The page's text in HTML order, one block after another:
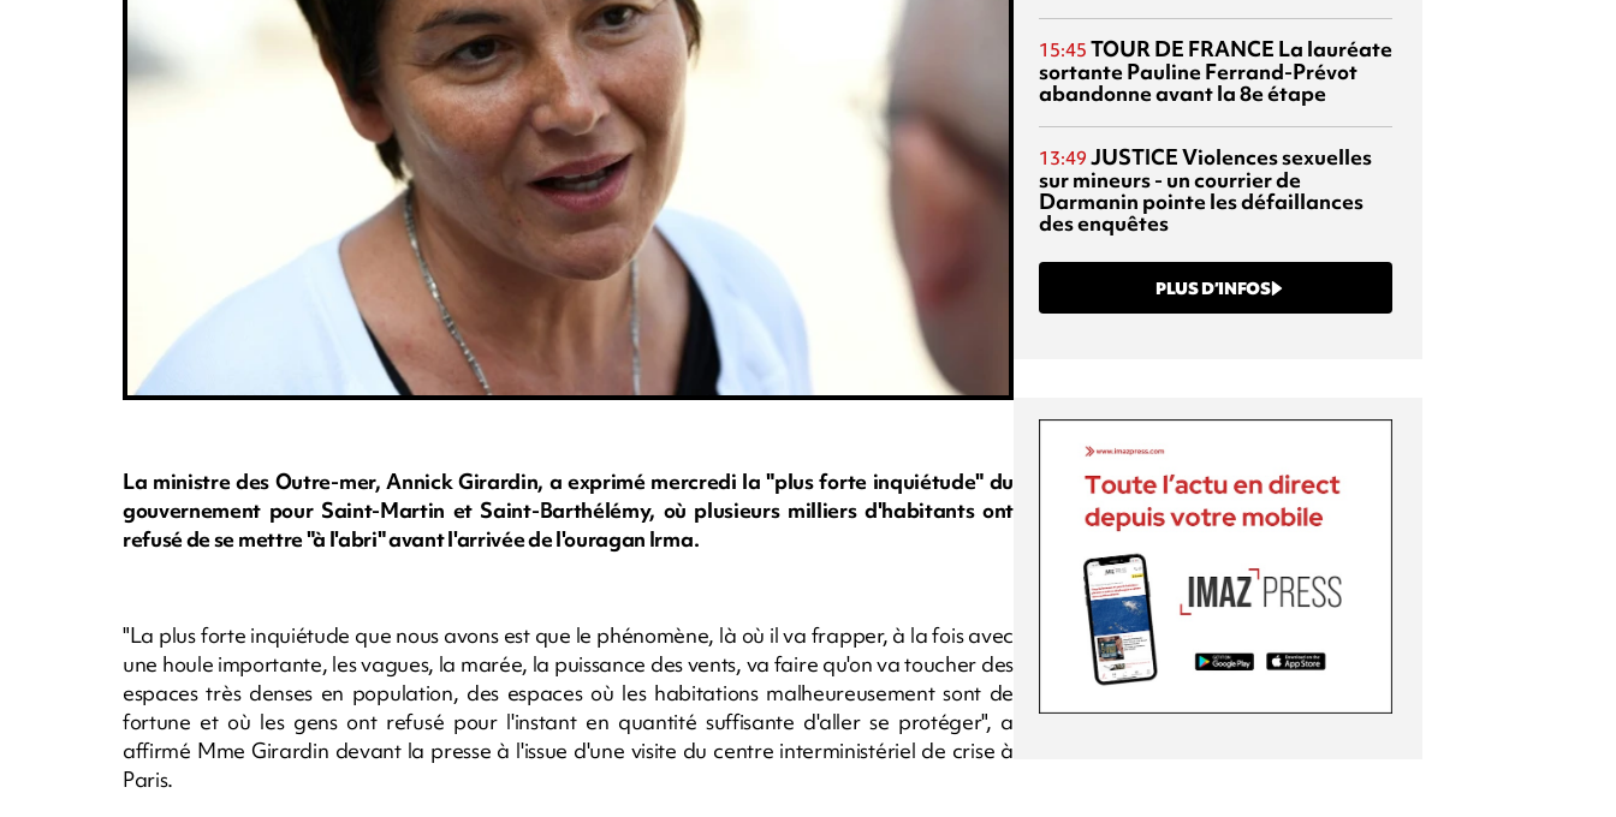
La ministre des Outre-mer, Annick Girardin, a exprimé mercredi la "plus forte inquiétude" du
gouvernement pour Saint-Martin et Saint-Barthélémy, où plusieurs milliers d'habitants ont
refusé de se mettre "à l'abri" avant l'arrivée de l'ouragan Irma.
"La plus forte inquiétude que nous avons est que le phénomène, là où il va frapper, à la fois avec
une houle importante, les vagues, la marée, la puissance des vents, va faire qu'on va toucher des
espaces très denses en population, des espaces où les habitations malheureusement sont de
fortune et où les gens ont refusé pour l'instant en quantité suffisante d'aller se protéger", a
affirmé Mme Girardin devant la presse à l'issue d'une visite du centre interministériel de crise à
Paris.
15:45 TOUR DE FRANCE La lauréate
sortante Pauline Ferrand-Prévot
abandonne avant la 8e étape
13:49 JUSTICEViolences sexuelles
sur mineurs - un courrier de
Darmanin pointe les défaillances
des enquêtes
PLUS D’INFOS